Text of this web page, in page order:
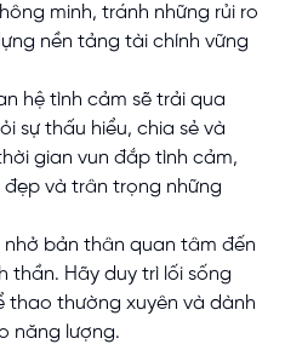
minh, tránh những rủi ro
nền tảng tài chính vững
hệ tình cảm sẽ trải qua
sự thấu hiểu, chia sẻ và
gian vun đắp tình cảm,
và trân trọng những
nhở bản thân quan tâm đến
thần. Hãy duy trì lối sống
thao thường xuyên và dành
năng lượng.